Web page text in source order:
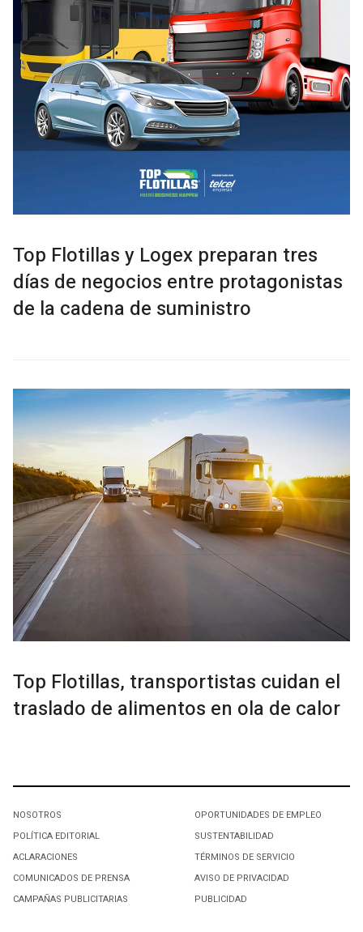
Top Flotillas y Logex preparan tres
días de negocios entre protagonistas
de la cadena de suministro
Top Flotillas, transportistas cuidan el
traslado de alimentos en ola de calor
NOSOTROS
POLÍTICA EDITORIAL
ACLARACIONES
COMUNICADOS DE PRENSA
CAMPAÑAS PUBLICITARIAS
OPORTUNIDADES DE EMPLEO
SUSTENTABILIDAD
TÉRMINOS DE SERVICIO
AVISO DE PRIVACIDAD
PUBLICIDAD